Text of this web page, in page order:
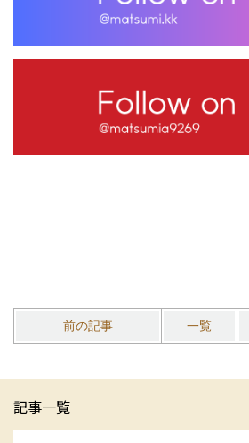
前の記事 一覧
記事一覧